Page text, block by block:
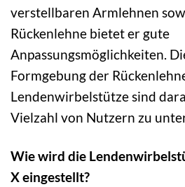
verstellbaren Armlehnen
Rückenlehne bietet er gute
Anpassungsmöglichkeiten.
Formgebung der
Lendenwirbelstütze sind
Vielzahl von Nutzern zu
Wie wird die
X eingestellt?